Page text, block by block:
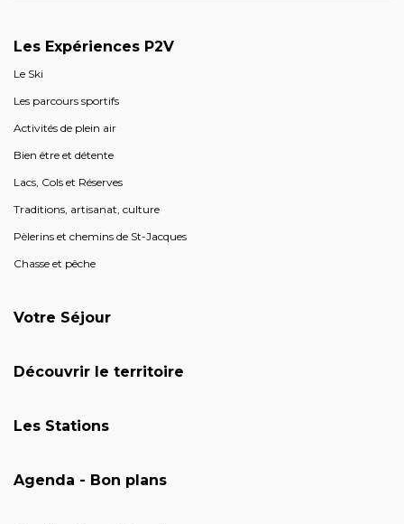
Les Expériences P2V
Le Ski
Les parcours sportifs
Activités de plein air
Bien être et détente
Lacs, Cols et Réserves
Traditions, artisanat, culture
Pèlerins et chemins de St-Jacques
Chasse et pêche
Votre Séjour
Découvrir le territoire
Les Stations
Agenda - Bon plans